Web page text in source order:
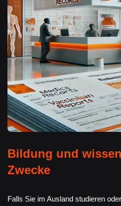
Bildung und
Zwecke
Falls Sie im Ausland studieren